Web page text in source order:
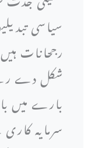
سیاسی
رجحانات
شکل دے
بارے میں
سرمایہ